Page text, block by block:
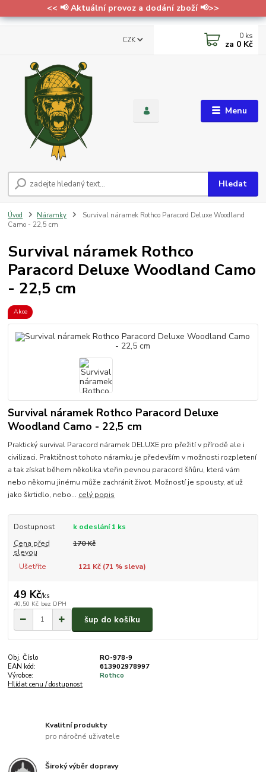
<< 📢 Aktuální provoz a dodání zboží 📢>>
Menu
CZK
Hledat
0 ks
za 0 Kč
Úvod Náramky
Survival náramek Rothco Paracord Deluxe Woodland
Camo - 22,5 cm
Survival náramek Rothco
Paracord Deluxe Woodland Camo
- 22,5 cm
Akce
Survival náramek Rothco Paracord Deluxe
Woodland Camo - 22,5 cm
Praktický survival Paracord náramek DELUXE pro přežití v přírodě ale i
civilizaci. Praktičnost tohoto náramku je především v možnosti rozpletení
a tak získat během několika vteřin pevnou paracord šňůru, která vám
nebo někomu jinému může zachránit život. Možností je spousty, ať už
jako škrtidlo, nebo... celý popis
Dostupnost
k odeslání 1 ks
Cena před
slevou
170 Kč
Ušetříte 121 Kč (71 % sleva)
49 Kč/ks
40,50 Kč bez DPH
šup do košíku
Obj. Číslo
RO-978-9
EAN kód:
613902978997
Výrobce:
Rothco
Hlídat cenu / dostupnost
Kvalitní produkty
pro náročné uživatele
Široký výběr dopravy